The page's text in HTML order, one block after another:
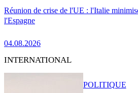
Réunion de crise de l'UE : l'Italie
l'Espagne
04.08.2026
INTERNATIONAL
POLITIQUE